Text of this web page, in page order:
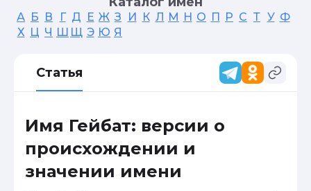
А Б В Г Д Е Ж З И К Л М Н О П Р С Т У Ф
Х Ц Ч Ш Щ Э Ю Я
Статья
Имя Гейбат: версии о
происхождении и
значении имени